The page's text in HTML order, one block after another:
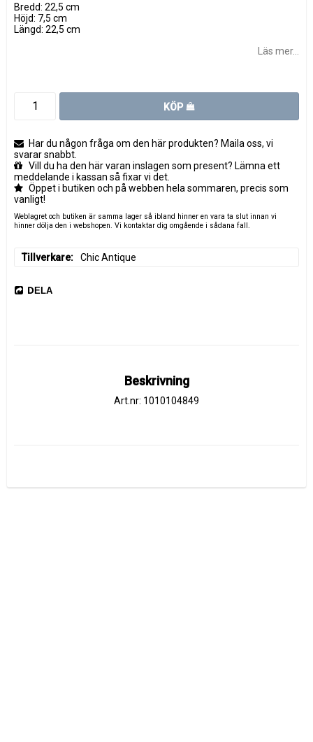
Bredd: 22,5 cm
Höjd: 7,5 cm
Längd: 22,5 cm
Läs mer...
KÖP
Har du någon fråga om den här produkten? Maila oss, vi
svarar snabbt.
Vill du ha den här varan inslagen som present? Lämna ett
meddelande i kassan så fixar vi det.
Öppet i butiken och på webben hela sommaren, precis som
vanligt!
Weblagret och butiken är samma lager så ibland hinner en vara ta slut innan vi
hinner dölja den i webshopen. Vi kontaktar dig omgående i sådana fall.
Tillverkare Chic Antique
DELA
Beskrivning
Art.nr: 1010104849